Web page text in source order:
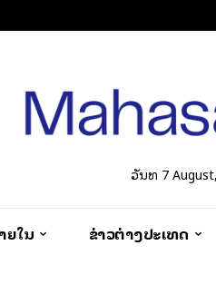
ວັນທີ 7
ຍໃນ ຂ່າວຕ່າງປະເທດ